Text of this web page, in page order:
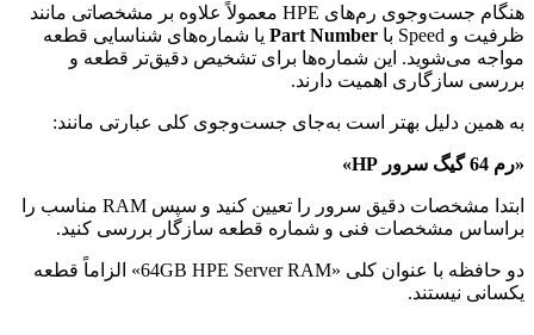
هنگام جست‌وجوی رم‌های HPE معمولاً علاوه بر مشخصاتی مانند
ظرفیت و Speed با
Part Number یا شماره‌های شناسایی قطعه
مواجه می‌شوید. این شماره‌ها برای تشخیص دقیق‌تر قطعه و
بررسی سازگاری اهمیت دارند.
به همین دلیل بهتر است به‌جای جست‌وجوی کلی عبارتی مانند:
«رم 64 گیگ سرور HP»
ابتدا مشخصات دقیق سرور را تعیین کنید و سپس RAM مناسب را
براساس مشخصات فنی و شماره قطعه سازگار بررسی کنید.
دو حافظه با عنوان کلی «64GB HPE Server RAM» الزاماً قطعه
یکسانی نیستند.